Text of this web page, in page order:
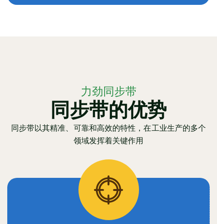
力劲同步带
同步带的优势
同步带以其精准、可靠和高效的特性，在工业生产的多个
领域发挥着关键作用